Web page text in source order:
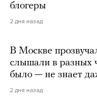
блогеры
2 дня назад
В Москве
слышали в разных
было — не знает
2 дня назад